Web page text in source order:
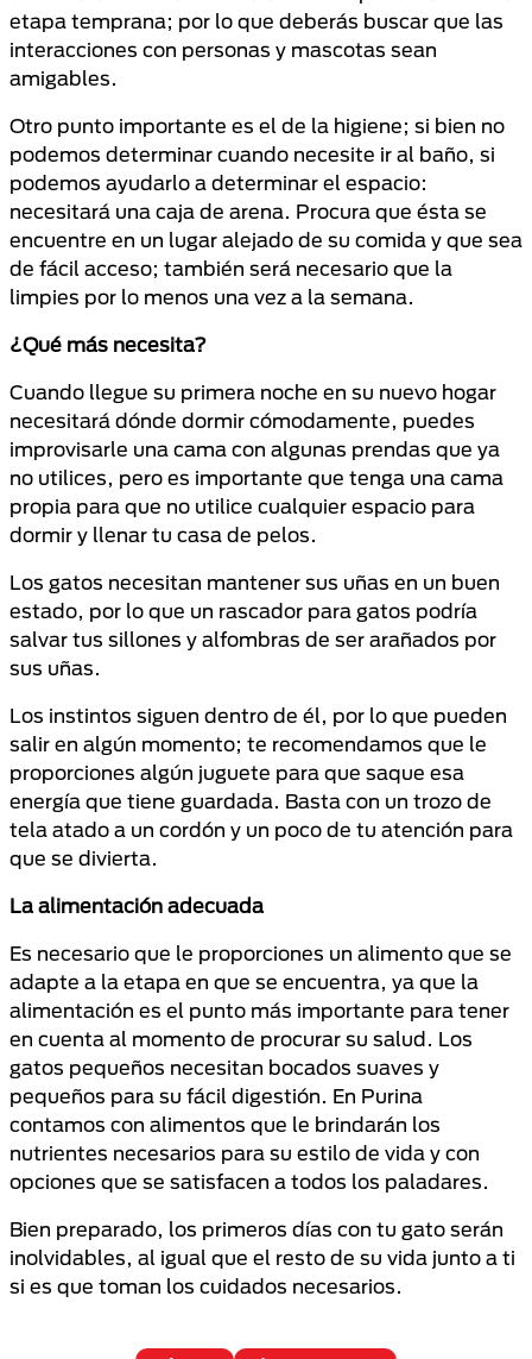
etapa temprana; por lo que deberás buscar que las
interacciones con personas y mascotas sean
amigables.
Otro punto importante es el de la higiene; si bien no
podemos determinar cuando necesite ir al baño, si
podemos ayudarlo a determinar el espacio:
necesitará una caja de arena. Procura que ésta se
encuentre en un lugar alejado de su comida y que sea
de fácil acceso; también será necesario que la
limpies por lo menos una vez a la semana.
¿Qué más necesita?
Cuando llegue su primera noche en su nuevo hogar
necesitará dónde dormir cómodamente, puedes
improvisarle una cama con algunas prendas que ya
no utilices, pero es importante que tenga una cama
propia para que no utilice cualquier espacio para
dormir y llenar tu casa de pelos.
Los gatos necesitan mantener sus uñas en un buen
estado, por lo que un rascador para gatos podría
salvar tus sillones y alfombras de ser arañados por
sus uñas.
Los instintos siguen dentro de él, por lo que pueden
salir en algún momento; te recomendamos que le
proporciones algún juguete para que saque esa
energía que tiene guardada. Basta con un trozo de
tela atado a un cordón y un poco de tu atención para
que se divierta.
La alimentación adecuada
Es necesario que le proporciones un alimento que se
adapte a la etapa en que se encuentra, ya que la
alimentación es el punto más importante para tener
en cuenta al momento de procurar su salud. Los
gatos pequeños necesitan bocados suaves y
pequeños para su fácil digestión. En Purina
contamos con alimentos que le brindarán los
nutrientes necesarios para su estilo de vida y con
opciones que se satisfacen a todos los paladares.
Bien preparado, los primeros días con tu gato serán
inolvidables, al igual que el resto de su vida junto a ti
si es que toman los cuidados necesarios.